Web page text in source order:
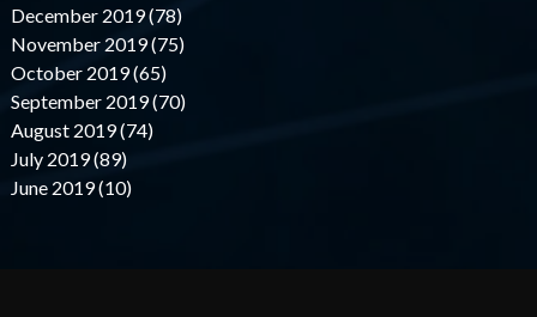
December 2019 (78)
November 2019 (75)
October 2019 (65)
September 2019 (70)
August 2019 (74)
July 2019 (89)
June 2019 (10)